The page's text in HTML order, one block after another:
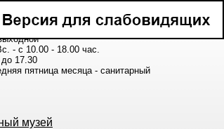
работы музея:
- с 10.00 - 18.00 час.
до 17.30
пятница месяца - санитарный
музей